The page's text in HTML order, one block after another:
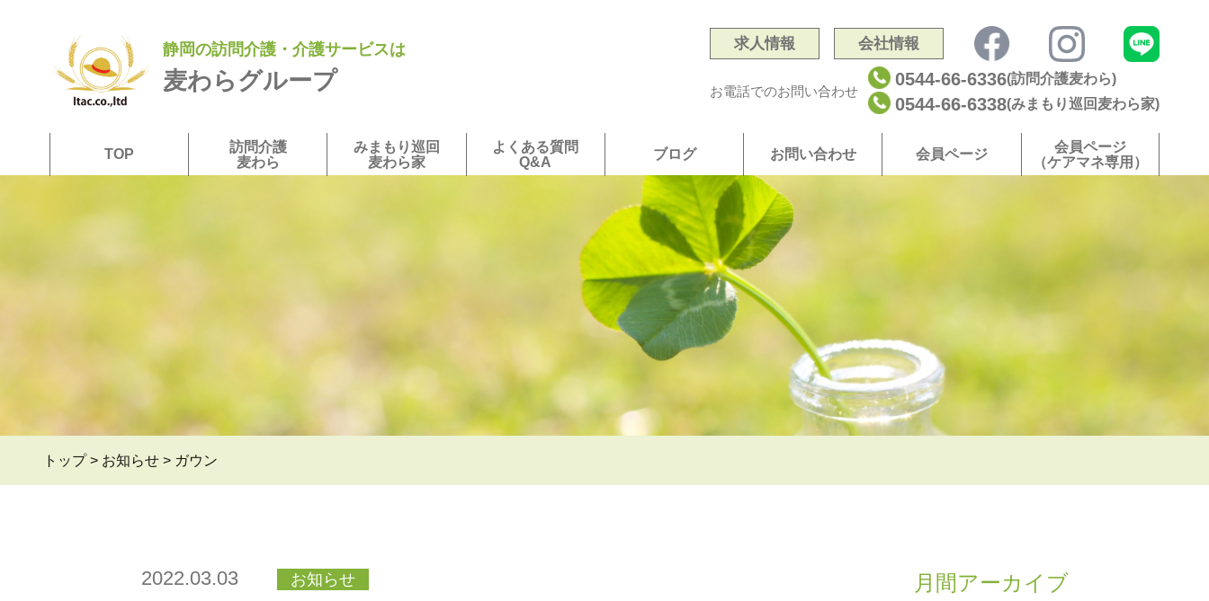
静岡の訪問介護・介護サービスは
麦わらグループ
求人情報 会社情報
お電話でのお問い合わせ
0544-66-6336(訪問介護麦わら)
0544-66-6338(みまもり巡回麦わら家)
TOP
訪問介護
麦わら
みまもり巡回
麦わら家
よくある質問
Q&A
ブログ お問い合わせ 会員ページ
会員ページ
（ケアマネ専用）
トップ> お知らせ > ガウン
2022.03.03 お知らせ 月間アーカイブ